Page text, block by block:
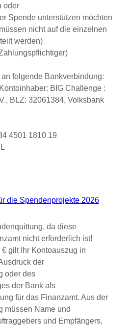
oder
Spende unterstützen möchten
nicht auf die einzelnen
werden)
folgende Bankverbindung:
Kontoinhaber: BIG Challenge :
BLZ: 32061384, Volksbank
4501 1810 19
die Spendenprojekte 2026
da diese
nicht erforderlich ist!
gilt Ihr Kontoauszug in
der
oder des
der Bank als
für das Finanzamt. Aus der
müssen Name und
und Empfängers,